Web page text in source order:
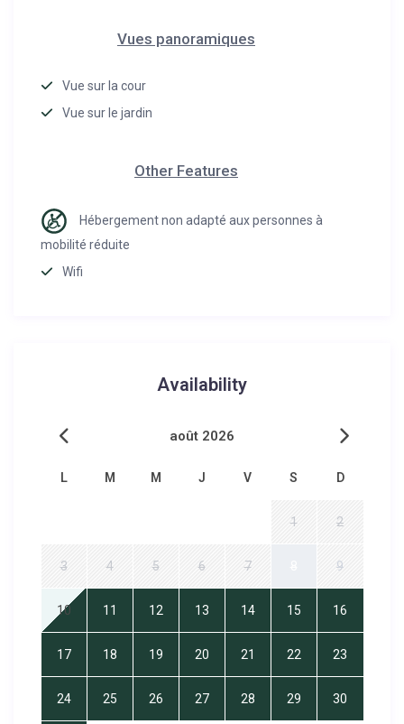
Vues panoramiques
Vue sur la cour
Vue sur le jardin
Other Features
Hébergement non adapté aux personnes à
mobilité réduite
Wifi
Availability
août 2026
L M M J V S D
1 2
3 4 5 6 7 9
10 11 12 13 14 15 16
17 18 19 20 21 22 23
24 25 26 27 28 29 30